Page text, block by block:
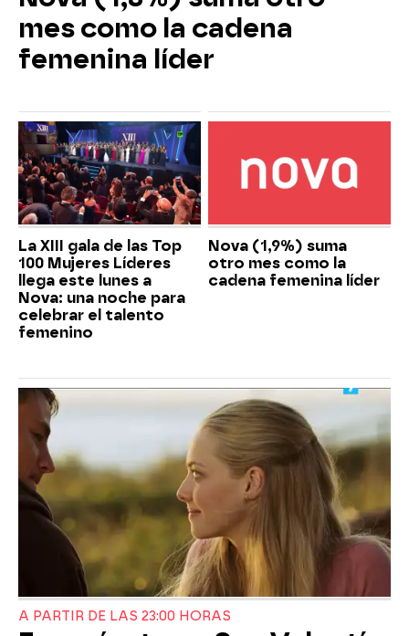
mes como la cadena
femenina líder
La XIII gala de las Top
100 Mujeres Líderes
llega este lunes a
Nova: una noche para
celebrar el talento
femenino
Nova (1,9%) suma
otro mes como la
cadena femenina líder
A PARTIR DE LAS 23:00 HORAS